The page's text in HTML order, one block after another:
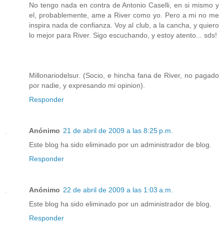
No tengo nada en contra de Antonio Caselli, en si mismo y
el, probablemente, ame a River como yo. Pero a mi no me
inspira nada de confianza. Voy al club, a la cancha, y quiero
lo mejor para River. Sigo escuchando, y estoy atento... sds!
Millonariodelsur. (Socio, e hincha fana de River, no pagado
por nadie, y expresando mi opinion).
Responder
Anónimo 21 de abril de 2009 a las 8:25 p.m.
Este blog ha sido eliminado por un administrador de blog.
Responder
Anónimo 22 de abril de 2009 a las 1:03 a.m.
Este blog ha sido eliminado por un administrador de blog.
Responder